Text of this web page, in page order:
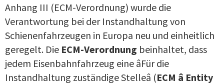
Anhang III (ECM-Verordnung) wurde die
Verantwortung bei der Instandhaltung von
Schienenfahrzeugen in Europa neu und einheitlich
geregelt. Die ECM-Verordnung beinhaltet, dass
jedem Eisenbahnfahrzeug eine âFür die
Instandhaltung zuständige Stelleâ (ECM â Entity